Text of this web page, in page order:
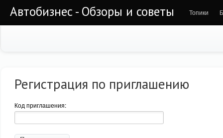
Автобизнес - Обзоры и советы Топики
Регистрация по приглашению
Код приглашения: